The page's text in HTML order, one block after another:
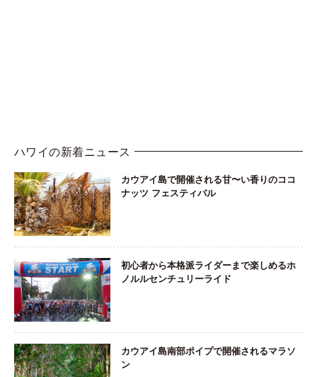
ハワイの新着ニュース
カウアイ島で開催される甘〜い香りのココ
ナッツ フェスティバル
初心者から本格派ライダーまで楽しめるホ
ノルルセンチュリーライド
カウアイ島南部ポイプで開催されるマラソ
ン